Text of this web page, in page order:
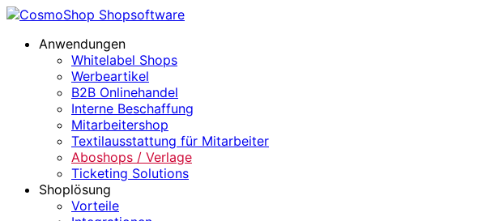
Anwendungen
Whitelabel Shops
Werbeartikel
B2B Onlinehandel
Interne Beschaffung
Mitarbeitershop
Textilausstattung für Mitarbeiter
Aboshops / Verlage
Ticketing Solutions
Shoplösung
Vorteile